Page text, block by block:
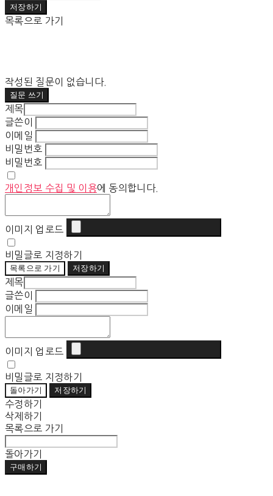
저장하기
목록으로 가기
작성된 질문이 없습니다.
질문 쓰기
제목
글쓴이
이메일
비밀번호
비밀번호
개인정보 수집 및 이용에 동의합니다.
이미지 업로드
비밀글로 지정하기
목록으로 가기 저장하기
제목
글쓴이
이메일
이미지 업로드
비밀글로 지정하기
돌아가기 저장하기
수정하기
삭제하기
목록으로 가기
돌아가기
구매하기